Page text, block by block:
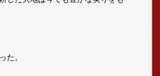
た。